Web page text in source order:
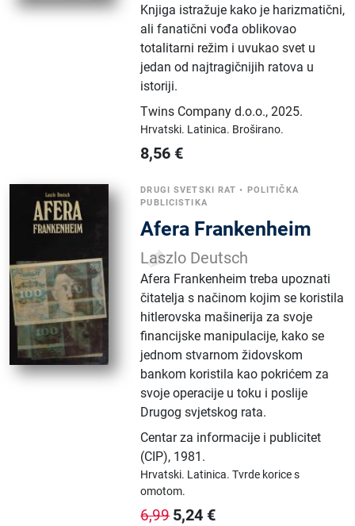
Knjiga istražuje kako je harizmatični,
ali fanatični vođa oblikovao
totalitarni režim i uvukao svet u
jedan od najtragičnijih ratova u
istoriji.
Twins Company d.o.o.,2025.
Hrvatski. Latinica. Broširano.
8,56 €
DRUGI SVETSKI RAT •
POLITIČKA
PUBLICISTIKA
Afera Frankenheim
Laszlo Deutsch
Afera Frankenheim treba upoznati
čitatelja s načinom kojim se koristila
hitlerovska mašinerija za svoje
financijske manipulacije, kako se
jednom stvarnom židovskom
bankom koristila kao pokrićem za
svoje operacije u toku i poslije
Drugog svjetskog rata.
Centar za informacije i publicitet
(CIP), 1981.
Hrvatski. Latinica.Tvrde korice s
omotom.
6,99 5,24 €